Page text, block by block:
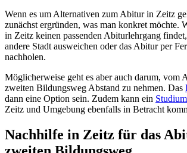
Wenn es um Alternativen zum Abitur in Zeitz
zunächst ergründen, was man konkret möchte.
in Zeitz keinen passenden Abiturlehrgang
andere Stadt ausweichen oder das Abitur per
nachholen.
Möglicherweise geht es aber auch darum, vom
zweiten Bildungsweg Abstand zu nehmen. Das
dann eine Option sein. Zudem kann ein
Zeitz und Umgebung ebenfalls in Betracht
Nachhilfe in Zeitz für das